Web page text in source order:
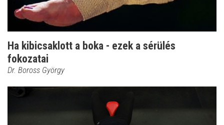
Ha kibicsaklott a boka - ezek a sérülés
fokozatai
Dr. Boross György